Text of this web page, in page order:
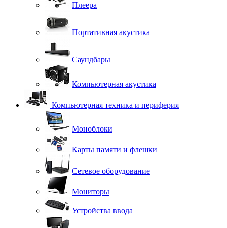
Плеера
Портативная акустика
Саундбары
Компьютерная акустика
Компьютерная техника и периферия
Моноблоки
Карты памяти и флешки
Сетевое оборудование
Мониторы
Устройства ввода